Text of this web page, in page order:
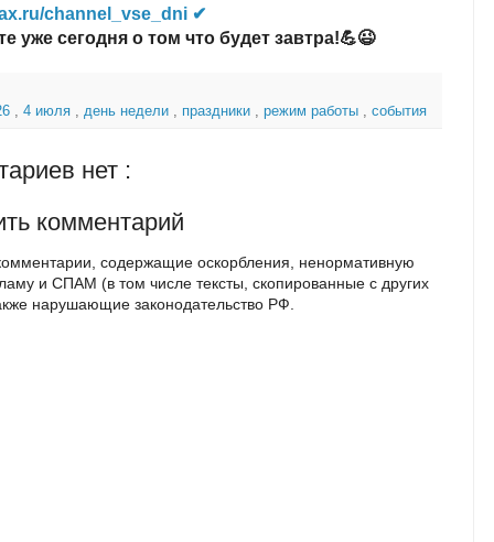
channel_vse_dni ✔
уже сегодня о том что будет завтра!💪😉
4 июля день недели праздники режим работы события
нет :
комментарий
содержащие оскорбления, ненормативную
и СПАМ (в том числе тексты, скопированные с других
нарушающие законодательство РФ.